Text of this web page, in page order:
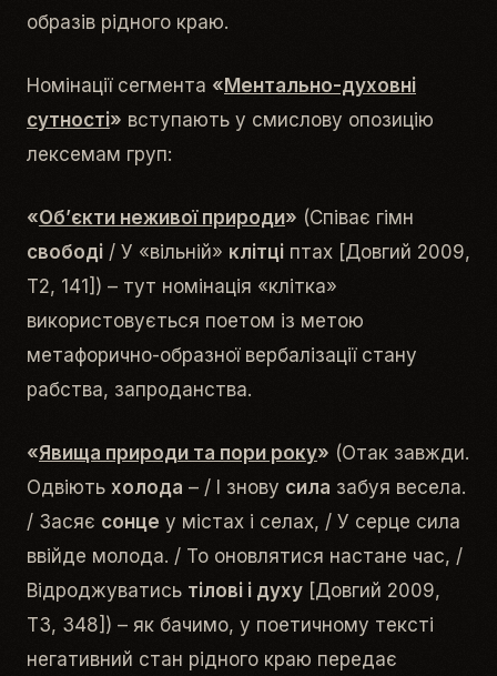
образів рідного краю.
Номінації сегмента «Ментально-духовні
сутності» вступають у смислову опозицію
лексемам груп:
«Об’єкти неживої природи» (Співає гімн
свободі / У «вільній» клітці птах [Довгий 2009,
Т2, 141]) – тут номінація «клітка»
використовується поетом із метою
метафорично-образної вербалізації стану
рабства, запроданства.
«Явища природи та пори року» (Отак завжди.
Одвіють холода – / І знову сила забуя весела.
/ Засяє сонце у містах і селах, / У серце сила
ввійде молода. / То оновлятися настане час, /
Відроджуватись тілові і духу [Довгий 2009,
Т3, 348]) – як бачимо, у поетичному тексті
негативний стан рідного краю передає